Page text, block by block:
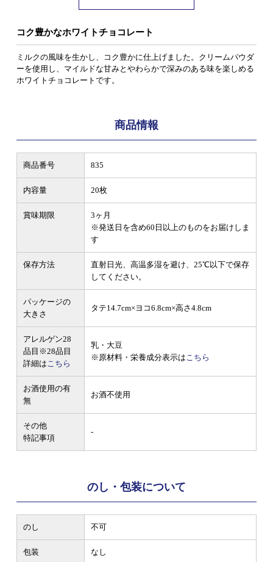
コク豊かなホワイトチョコレート
ミルクの風味を生かし、コク豊かに仕上げました。クリームパウダ
ーを使用し、マイルドな甘みとやわらかで深みのある味を楽しめる
ホワイトチョコレートです。
商品情報
商品番号 835
内容量 20枚
賞味期限
3ヶ月
※発送日を含め60日以上のものをお届けしま
す
保存方法
直射日光、高温多湿を避け、25℃以下で保存
してください。
パッケージの
大きさ
タテ14.7cm×ヨコ6.8cm×高さ4.8cm
アレルゲン28
品目 ※28品目
詳細はこちら
乳・大豆
※原材料・栄養成分表示はこちら
お酒使用の有
無
お酒不使用
その他
特記事項
-
のし・包装について
のし 不可
包装 なし